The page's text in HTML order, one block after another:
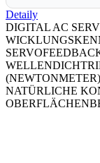
Detaily
DIGITAL AC
NATÜRLICHE